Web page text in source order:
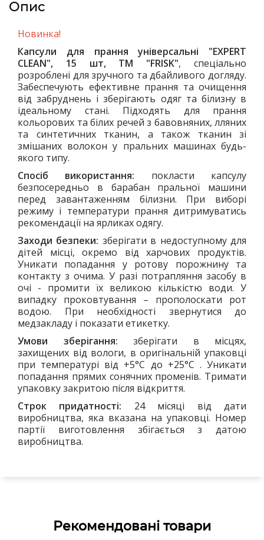
Опис
Новинка!
Капсули для прання універсальні "EXPERT
CLEAN", 15 шт, ТМ "FRISK", спеціально
розроблені для зручного та дбайливого догляду.
Забеспечують ефективне прання та очищення
від забруднень і зберігають одяг та білизну в
ідеальному стані. Підходять для прання
кольорових та білих речей з бавовняних, лляних
та синтетичних тканин, а також тканин зі
змішаних волокон у пральних машинах будь-
якого типу.
Спосіб використання: покласти капсулу
безпосередньо в барабан пральної машини
перед завантаженням білизни. При виборі
режиму і температури прання дитримуватись
рекомендації на ярликах одягу.
Заходи безпеки: зберігати в недоступному для
дітей місці, окремо від харчових продуктів.
Уникати попадання у ротову порожнину та
контакту з очима. У разі потрапляння засобу в
очі - промити їх великою кількістю води. У
випадку проковтування – прополоскати рот
водою. При необхідності звернутися до
медзакладу і показати етикетку.
Умови зберігання: зберігати в місцях,
захищених від вологи, в оригінальній упаковці
при температурі від +5°С до +25°С . Уникати
попадання прямих сонячних променів. Тримати
упаковку закритою після відкриття.
Строк придатності: 24 місяці від дати
виробництва, яка вказана на упаковці. Номер
партії виготовлення збігається з датою
виробництва.
Рекомендовані товари